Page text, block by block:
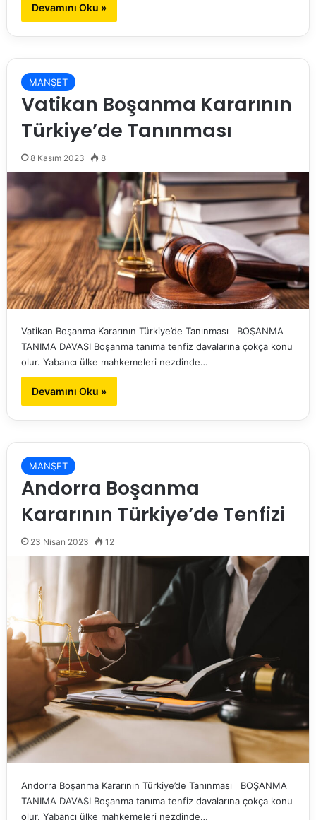
Devamını Oku »
MANŞET
Vatikan Boşanma Kararının
Türkiye’de Tanınması
8 Kasım 2023 8
Vatikan Boşanma Kararının Türkiye’de Tanınması BOŞANMA
TANIMA DAVASI Boşanma tanıma tenfiz davalarına çokça konu
olur. Yabancı ülke mahkemeleri nezdinde…
Devamını Oku »
MANŞET
Andorra Boşanma
Kararının Türkiye’de Tenfizi
23 Nisan 2023 12
Andorra Boşanma Kararının Türkiye’de Tanınması BOŞANMA
TANIMA DAVASI Boşanma tanıma tenfiz davalarına çokça konu
olur. Yabancı ülke mahkemeleri nezdinde…